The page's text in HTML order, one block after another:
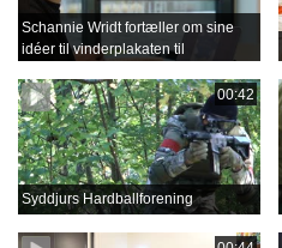
Schannie Wridt fortæller om sine
idéer til vinderplakaten til
00:42
Syddjurs Hardballforening